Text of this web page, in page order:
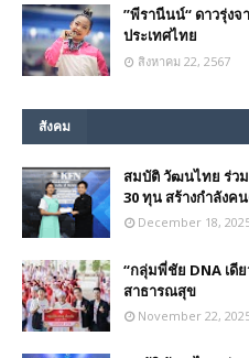
”พีรานีนน์“​ ดาวรุ่ง
ประเทศไทย
สิงหาคม 22, 2567
สังคม
สมบัติ วัฒนไทย ร่ว
30 ทุน สร้างกำลังค
December 18,
“กลุ่มพี่ชัย DNA เดี
สาธารณสุข
November 22,